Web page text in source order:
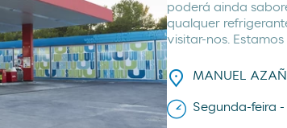
poderá ainda
qualquer
visitar-nos.
MANUEL
Segunda-feira